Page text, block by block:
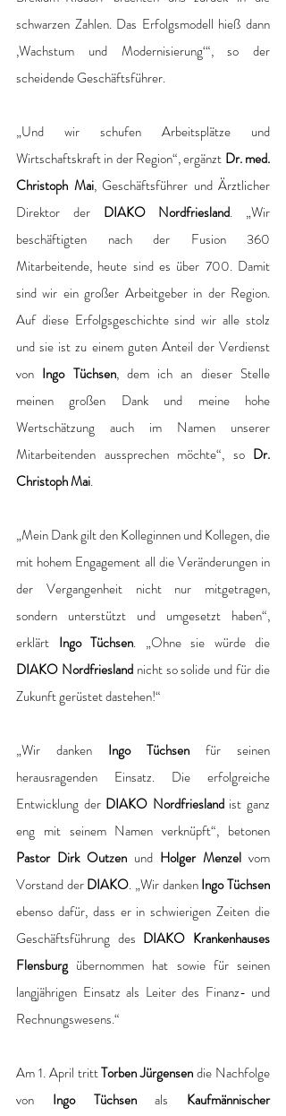
schwarzen Zahlen. Das Erfolgsmodell hieß dann
‚Wachstum und Modernisierung‘“, so der
scheidende Geschäftsführer.
„Und wir schufen Arbeitsplätze und
Wirtschaftskraft in der Region“, ergänzt Dr. med.
Christoph Mai, Geschäftsführer und Ärztlicher
Direktor der DIAKO Nordfriesland. „Wir
beschäftigten nach der Fusion 360
Mitarbeitende, heute sind es über 700. Damit
sind wir ein großer Arbeitgeber in der Region.
Auf diese Erfolgsgeschichte sind wir alle stolz
und sie ist zu einem guten Anteil der Verdienst
von Ingo Tüchsen, dem ich an dieser Stelle
meinen großen Dank und meine hohe
Wertschätzung auch im Namen unserer
Mitarbeitenden aussprechen möchte“, so Dr.
Christoph Mai.
„Mein Dank gilt den Kolleginnen und Kollegen, die
mit hohem Engagement all die Veränderungen in
der Vergangenheit nicht nur mitgetragen,
sondern unterstützt und umgesetzt haben“,
erklärt Ingo Tüchsen
DIAKO Nordfriesland nicht so solide und für die
Zukunft gerüstet dastehen!“
„Wir danken Ingo Tüchsen für seinen
herausragenden Einsatz. Die erfolgreiche
Entwicklung der DIAKO Nordfriesland ist ganz
Pastor Dirk Outzen und Holger Menzel vom
Vorstand der DIAKO. „Wir danken Ingo Tüchsen
ebenso dafür, dass er in schwierigen Zeiten die
Geschäftsführung des DIAKO Krankenhauses
Flensburg übernommen hat sowie für seinen
langjährigen Einsatz als Leiter des Finanz- und
Rechnungswesens.“
Am 1. April tritt Torben Jürgensen die Nachfolge
von Ingo Tüchsen als Kaufmännischer